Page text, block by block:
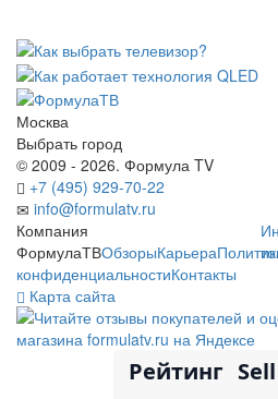
Москва
Выбрать город
© 2009 - 2026. Формула TV
+7 (495) 929-70-22
info@formulatv.ru
Компания
ФормулаТВОбзорыКарьера
конфиденциальностиКонтакты
Карта сайта
Рейтинг